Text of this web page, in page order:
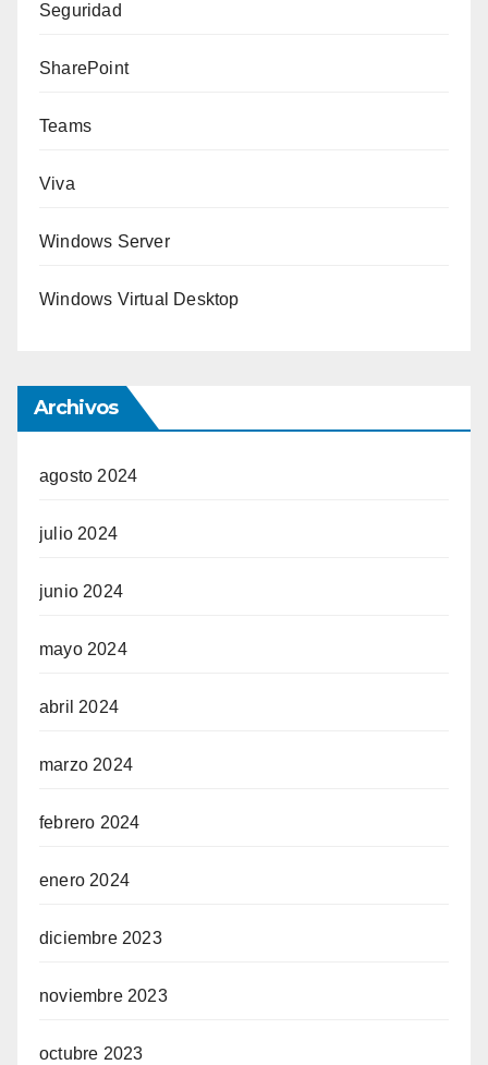
Seguridad
SharePoint
Teams
Viva
Windows Server
Windows Virtual Desktop
Archivos
agosto 2024
julio 2024
junio 2024
mayo 2024
abril 2024
marzo 2024
febrero 2024
enero 2024
diciembre 2023
noviembre 2023
octubre 2023